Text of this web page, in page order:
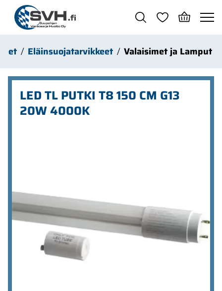
Siirry pääsisältöön
Eläinsuojatarvikkeet Valaisimet ja Lamput
LED TL PUTKI T8 150 CM G13
20W 4000K